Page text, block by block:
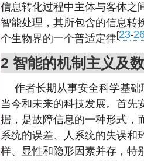
信息转化过程中主体与客体之
智能处理，其所包含的信息转
个生物界的一个普适定律[23-
2 智能的机制主义及
作者长期从事安全科学基
当今和未来的科技发展。首先
据，是故障信息的一种形式，
系统的误差、人系统的失误和
样、显性和隐形因素并存，特